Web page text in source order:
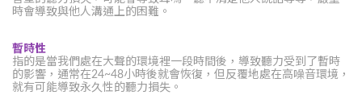
時會導致與他人溝通上的困難。
暫時性
指的是當我們處在大聲的環境裡一段時間後，導致聽力受到了暫時
的影響，通常在24~48小時後就會恢復，但反覆地處在高噪音環境，
就有可能導致永久性的聽力損失。